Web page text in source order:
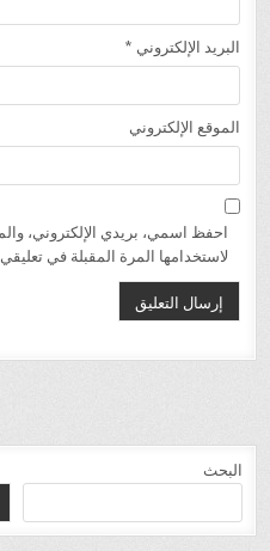
البريد الإلكتروني *
الموقع الإلكتروني
احفظ اسمي، بريدي الإلكتروني،
لاستخدامها المرة المقبلة في
البحث